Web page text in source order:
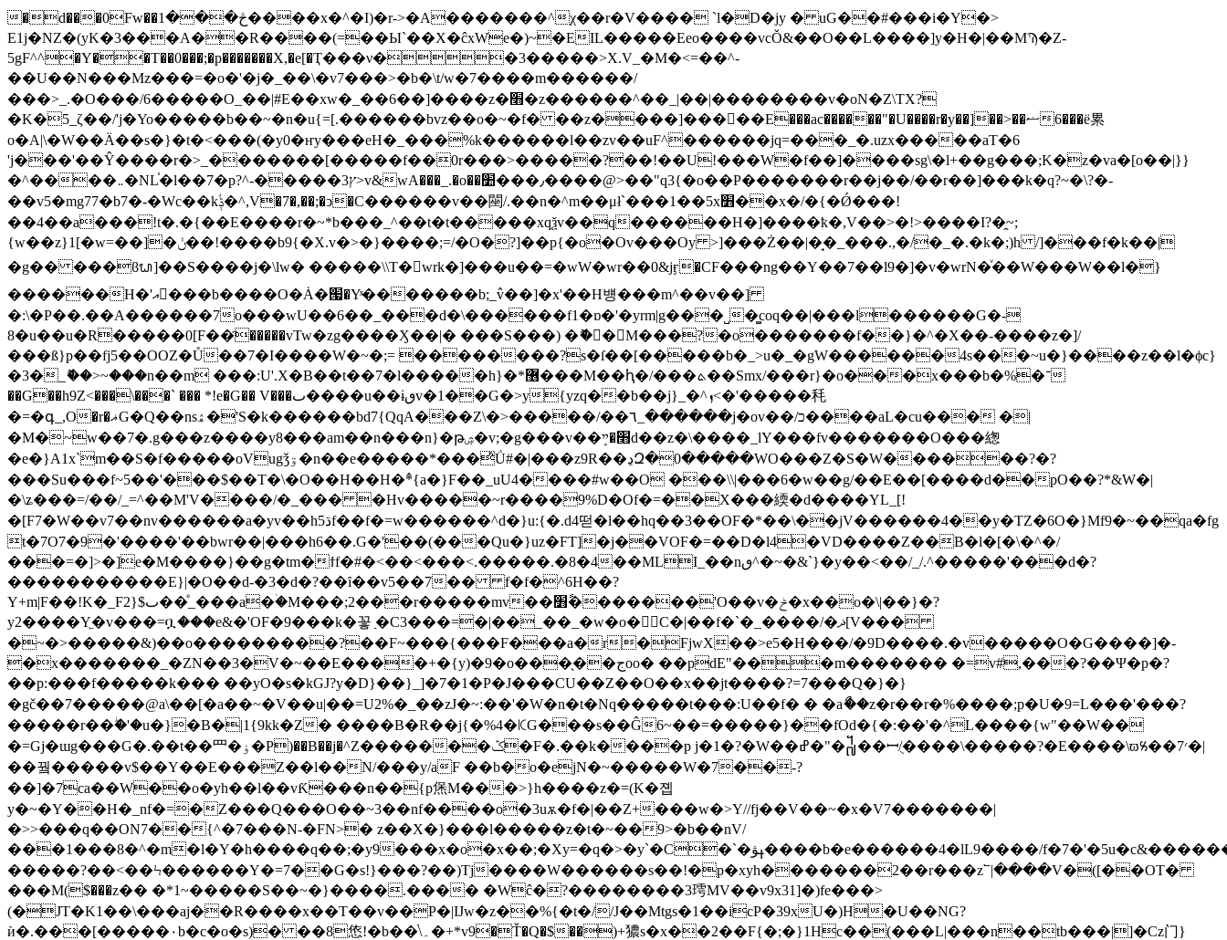
�d���0Fw��څ���1����x�^�I)�r->�A�������^χ��r�V���� `l�D�jy � uG��#���i�Y�>
E1j�NZ�(yK�3���A��R����(=��Ы`��X�ĉxWe�)~�EIL�����Eeo����vcǑ&��O��L����]y�H�|��MϠ�Z-
5gF^^�Y��T��0���;�p�������X,�e[�Ҭ���ν��3�����>X.V_�M�<=��^-
��U��N���Mz���=�o�'�j�_��\�v7���>�b�\t/w�7����m������/
���>_.�O���/6�����O_��|#E��xw�_��6��]����z�׫�z������^��_|��|��������v�oN�Z\TX?
�K�5_ζ��/'j�Yo�����b��~�n�u{=[.������bvz��o�~�f� ��z����]�����E���ac������"�U����r�y��]��>��ޟ6���ё累
o�A|\�W��Ӓ��s�}�t�<���(�y0�ҥy���eH�_���%k������l��zv��uF^������jq=���_�.uzx�����aT�6
'j���'��Ŷ����r�>_�������[�����f��0r���>�����?��!��U!���W�f��]����sg\�l+��g���;K�z�va�[o��|}}
�^����܅�NL֫�l��7�p?^-�����ץ3>v&wA���_.�o��٫���׺����@>��"q3{�o��P�������r��j��/��r��]���k�q?~�\?�-
��v5�mg77�b7�-�Wc��kݙؙ�^,V�7�,��;�ͻ�C������v��䦟/.��n�^m��μł`���1��5x׻��x�/�{�Ǿ���!
��4��a���!t�.�{��E����r�~*b���_^��t�t�����xqѯv��q������H�]����ҟ�,V��>�!˃����I?�̯~;
{w��z}1[�w=��]�ݩ��!����b9{�X.v�>�}����;=/�O�?]��p{�o�Ov���Oy >]���Ż��|�̘�_���.,�/�_�.�k�;)h /]���f�k��|
�g�� ���ϐᬟ]��S����j�\lw� �����\\T�wrk�]���u��=�wW�wr��0&jӻ�CF���ng��Y��7��l9�]�v�wrN�ͮ��W���W��l�}
������H�'އ���b����O�Ȧ�՗�Yͯ�������b;_߮v��]�x'��H뱽���m^��v��]
�:\�P��.��A������7o���wU��6��_���d�\������f1�ɒ�'�yrm|g���˽�͚coq��|���l������G�-
8�u��u�R�����0[F��҃�����vTw�zg����Ӽ��|� ���S���) �ޮ��M���?�o�������f��}�^�X��-����z�]/
���ß}p��fj5��OOZ�Ů��7�I����W�~�;= ��������?s�ſ��[�����b�_>u�_�gW������4s���~u�}����z��l�ϕc}
�3�_ޮ��>~���n��m ���:U'.X�B��t��7�l�����h}�*޶���M��ԧ�/���ܬ��Smx/���r}�o���x���b�%�־
��G��h9Z<���\���` ��� *!e�G�� V���ٮ����u��ɨٯv�1��G�>y{yzq��b��j}_�^ܙ<�'�����秏
�=�գ_,O�r�ޣG�Q��nsۿ�'S�k������bd7{QqA���Z\�>�����/��٦_������j�ov��/כ����aL�cu��� �|
�Μ�~w��7�.g���z����y8���am��n���n}�թۺ�v;�g���v��ٟ׫�ײd��z�\����_lY���fv�������O���緫
�e�}A1x`m��S�f�����oVugǯۊ�n��e�����*���ͪǗ#�|���z9R��ڍԶ�0�����WO���Z�S�W������?�?
���Su���f~5��'���$��T�\�O��H��H�߮*{a�}F��_uU4����#w��O ���\\|���6�w��g/��E��[����d��pO��?*&W�|
�\ʑ���=/��/_=^��M'V����/�_��� �Hv�����~r����9%D�Of�=��X���緛�d����YL_[!
�[F7�W��v7��nv������a�y܏v��h5ڌf��f�=w������^d�}u:{�.d4떧�l��hq��3��OF�*��\��jV������4��y�TZ�6O�}Mf9�~��qa�fg
t�7O7�9�'����'��bwr��|���h6��.G�'��(���Qu�}uz�FT]�j��VOF�=��D�l4�VD����Z��B�l�[�\�^�/
���=�]>�]e�M����}��g�tm�ϯf�#�<��<���<.�����.�8�4��MLI_��nٯ^�~�&`}�y��<��/_/.^�����'���d�?
�����������E}|�O��d-�3�d�?��ȋ��v5��7�� f�f�^6H��?
Y+m|F��!K�_F2}$ٮ��ͤ_���a�ۛ�M���;2���r�����mv��׻ً�������'O��v�ݲ�x��o�\|��}�?
y2����Y͖�v���=ቧ���e&�'OF�9���k�꽇 ַ�C3���=�|��_��_�w�o�C�|��f�`�_����/�ޛ[V���
�~�>�����&)��o���������?��F~���{���F���a�r�FjwX��>e5�H���/�9D����.�v�����O�G����]�-
�x�������_�ZN��3�V�~��E����+�{y)�9�o���̖��جoo� ��pdE"���m������� �=v#,���?��Ψ�p�?
��p:���f�����k��� ��yO�s�kGJ?y�D}��}_]�7�1�P�J���CU��Z��O��x��jt����?=7���Q�}�}
�gč��7�����@a\��[�a��~�V��u|��=U2%�_��zJ�~:��'�W�n�t�Nq�����t���:U��f� � �aޯ��z�r��r�%����;p�U�9=L���'���?
�����r��ۖ�'�u�}�B�|1{9kk�Z� ����B�R��j{�%4�ꗪG���s��Ĝ6~��=�����}��fOԁ�{�:܏��'�^L����{w"��W��
�=Gj�ɯg���G�.��t��⺫�ۏ�P)��B��j�^Ζ�������ݣ�F�.��k����p j�1�?�W��ߝ�"�᧷��ꟷ/ֻ����\�����?�E����\ϖ꣕��7׳�|
��꿬�����v$��Y��E���Z��l��N/���y/aF ��b�o�ejN�~�����W�7��-?
��]�7ca��W��o�yh��l��vƘ���n��{p㷛M���>}h����z�=(K�졥
y�~�Y��Η�_nf�=�Z���Q���O��~3��nf����o�3uѫ�f�|��Z+���w�>Y//fj��V��~�x�V7�������|
�>>���q��ON7��{^�7���N-�FN>� z��X�}���l�����z�t�~��9>�b��nV/
���1���8�^�m�l�Y�h����q��;�y9���x�o�x��;�Xy=�q�>�y`�C�`�ߪۋ����b�e������4�lL9����/f�7� '�5u�c&������N2���+OqOO��W����ۣjgBm�b�J�v�͚�O���Y'7~�/.�~~��9��8��1��}
�����?��<��Ϟ������Y�=7��G�s!}���?��)Tj����W������s��!�p�xyh�������2��r���z՟|����V�([��OT�
���Μ($���z�� �*1~�����S��~�}����.���� �Wĉ�?��������3㻬MV��v9x31]�)fe���>
(�JT�K1��\���aj��R����x��T��v��P�|IJw�z��%{�t�//J��Mtgs�1��icP�39xU�)H�U��NG?
ѝ�.���[�����٠b�c�o�s)� ��8㥋!�b��֨\۔�+*v9�Ť�Q�$��)+㺜s�x��2��F{�;�}1Hc��(���L|���n��tb���|]�Cz⻔}